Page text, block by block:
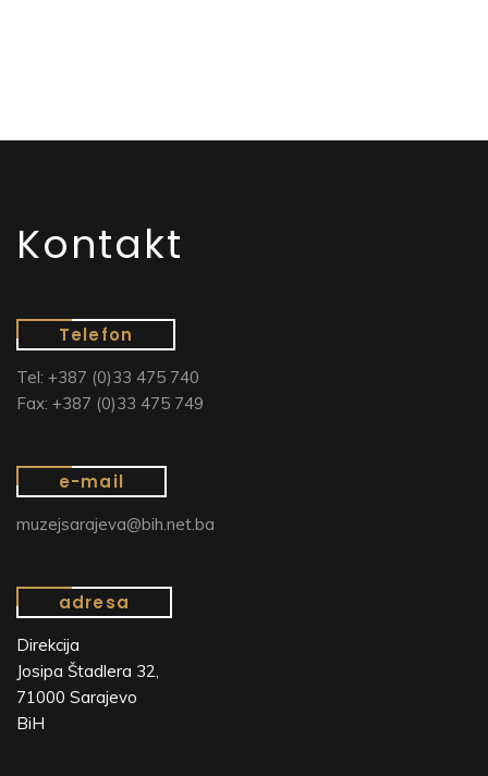
Kontakt
Telefon
Tel: +387 (0)33 475 740
Fax: +387 (0)33 475 749
e-mail
muzejsarajeva@bih.net.ba
adresa
Direkcija
Josipa Štadlera 32,
71000 Sarajevo
BiH